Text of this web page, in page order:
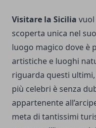
Visitare la Sicilia vuol
scoperta unica nel
luogo magico dove è
artistiche e luoghi
riguarda questi
più celebri è senza
appartenente
meta di tantissimi